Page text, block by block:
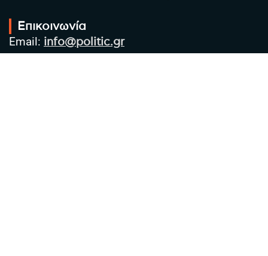
Επικοινωνία
Email: info@politic.gr
Τηλ: